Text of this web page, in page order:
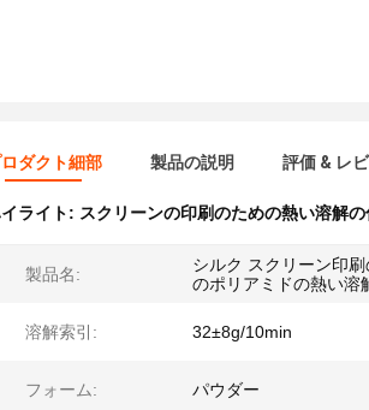
ダクト細部 製品の説明 評価 & レ
ライト: スクリーンの印刷のための熱い溶解
製品名:
シルク スクリーン印
のポリアミドの熱い溶
溶解索引: 32±8g/10min
フォーム: パウダー